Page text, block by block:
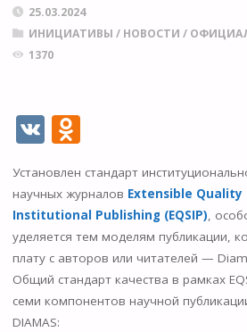
25.03.2024
ИНИЦИАТИВЫ / НОВОСТИ /
1370
V O
n
o
kl
as
s
Установлен стандарт
научных журналов Extensible Quality
Institutional Publishing (EQSIP),
уделяется тем моделям публикации,
плату с авторов или читателей —
Общий стандарт качества в рамках
семи компонентов научной
DIAMAS: